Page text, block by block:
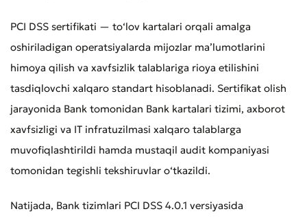
PCI DSS sertifikati — to‘lov kartalari orqali amalga
oshiriladigan operatsiyalarda mijozlar ma’lumotlarini
himoya qilish va xavfsizlik talablariga rioya etilishini
tasdiqlovchi xalqaro standart hisoblanadi. Sertifikat olish
jarayonida Bank tomonidan Bank kartalari tizimi, axborot
xavfsizligi va IT infratuzilmasi xalqaro talablarga
muvofiqlashtirildi hamda mustaqil audit kompaniyasi
tomonidan tegishli tekshiruvlar o‘tkazildi.
Natijada, Bank tizimlari PCI DSS 4.0.1 versiyasida